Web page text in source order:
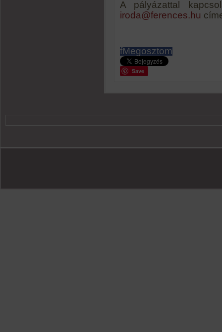
A pályázattal
iroda@ferences.hu
fMegosztom
Save